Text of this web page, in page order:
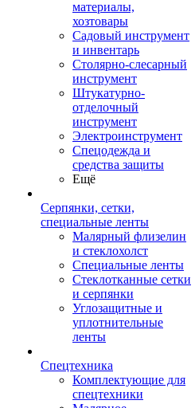
материалы,
хозтовары
Садовый инструмент
и инвентарь
Столярно-слесарный
инструмент
Штукатурно-
отделочный
инструмент
Электроинструмент
Спецодежда и
средства защиты
Ещё
Серпянки, сетки,
специальные ленты
Малярный флизелин
и стеклохолст
Специальные ленты
Стеклотканные сетки
и серпянки
Углозащитные и
уплотнительные
ленты
Спецтехника
Комплектующие для
спецтехники